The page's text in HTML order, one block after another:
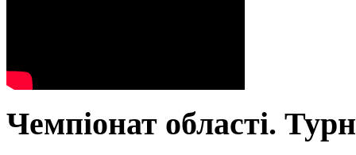
Чемпіонат області.